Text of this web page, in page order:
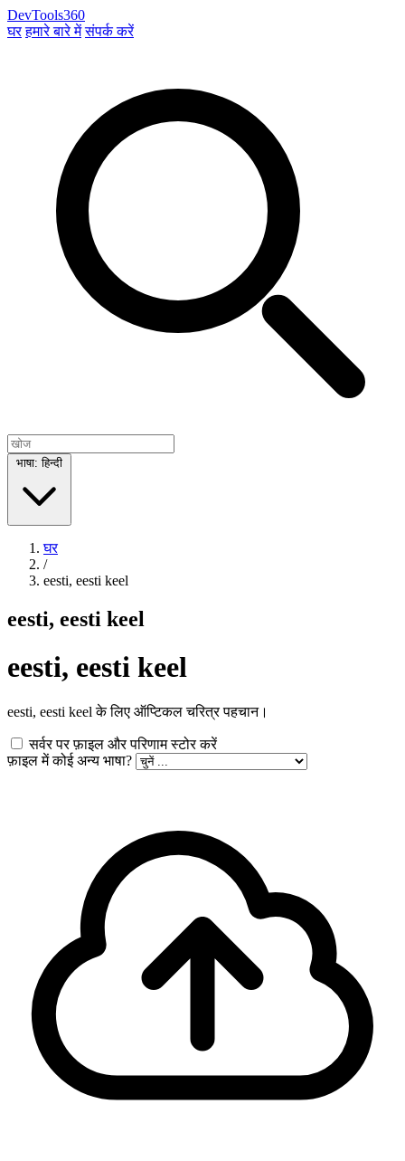
DevTools360
घर हमारे बारे में संपर्क करें
भाषा: हिन्दी
घर
/
eesti, eesti keel
eesti, eesti keel
eesti, eesti keel
eesti, eesti keel के लिए ऑप्टिकल चरित्र पहचान।
सर्वर पर फ़ाइल और परिणाम स्टोर करें
फ़ाइल में कोई अन्य भाषा?